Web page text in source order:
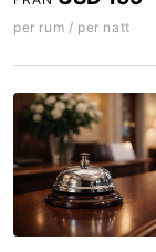
per rum / per natt